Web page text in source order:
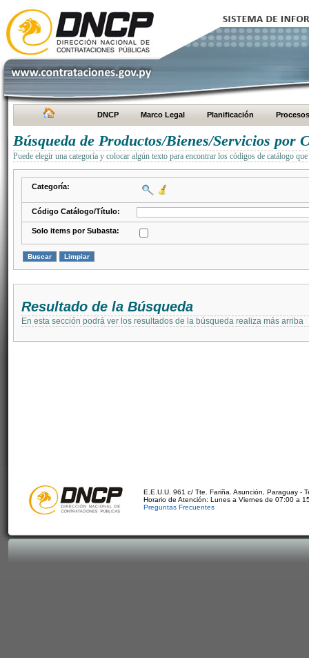
DNCP Marco Legal Planificación Procesos
Búsqueda de Productos/Bienes/Servicios por
Puede elegir una categoría y colocar algún texto para encontrar los códigos de catálogo
Categoría:
Código Catálogo/Título:
Solo items por Subasta:
Resultado de la Búsqueda
En esta sección podrá ver los resultados de la búsqueda realiza más arriba
E.E.U.U. 961 c/ Tte. Fariña. Asunción, Paraguay -
Horario de Atención: Lunes a Viernes de 07:00 a
Preguntas Frecuentes